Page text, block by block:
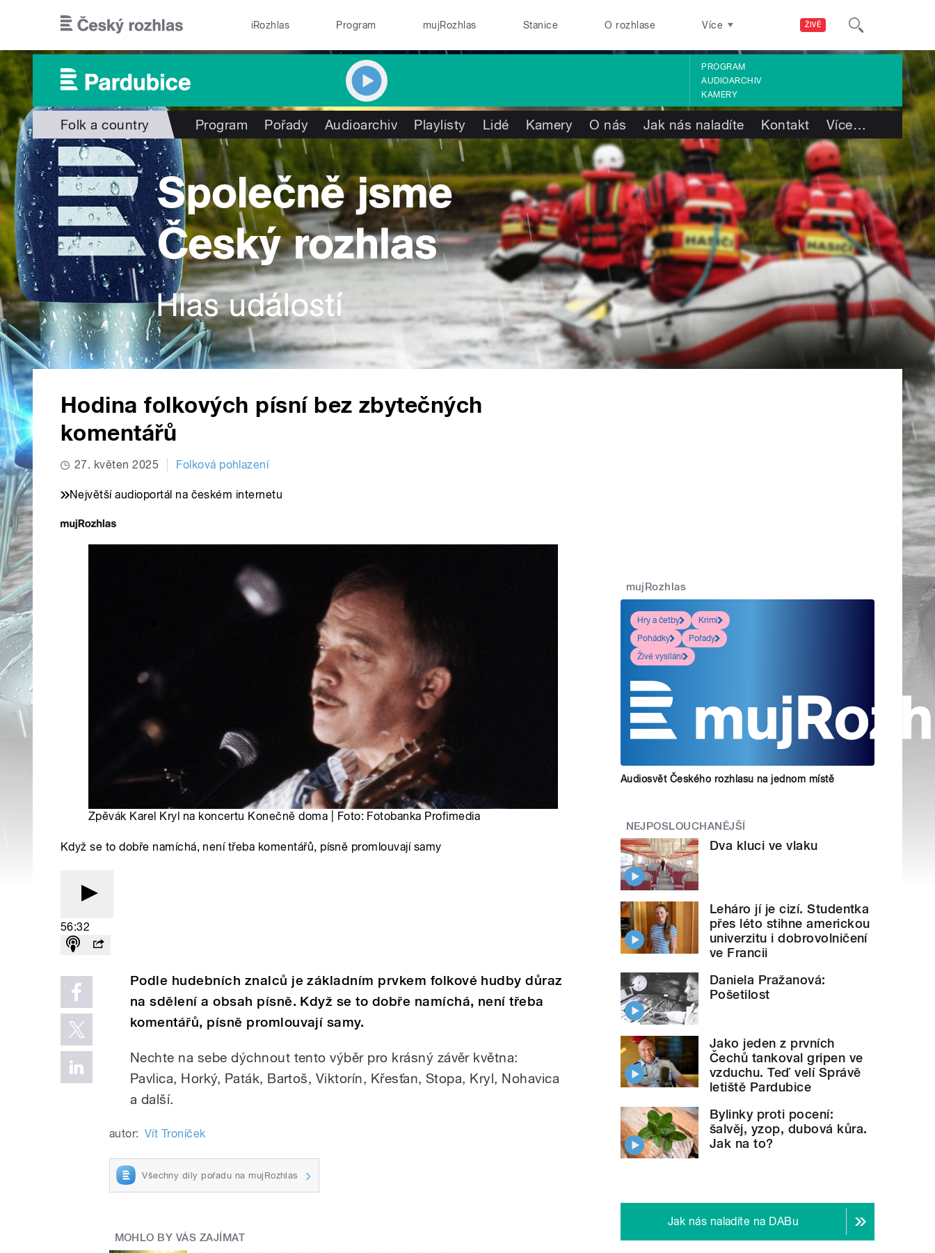
ŽIVĚ
iRozhlas Program mujRozhlas Stanice O rozhlase Více
PROGRAM
AUDIOARCHIV
KAMERY
Folk a country Program Pořady Audioarchiv Playlisty Lidé Kamery O nás Jak nás naladíte Kontakt Více…
Hodina folkových písní bez zbytečných
komentářů
27. květen 2025 Folková pohlazení
Největší audioportál na českém internetu
Zpěvák Karel Kryl na koncertu Konečně doma | Foto: Fotobanka Profimedia
Když se to dobře namíchá, není třeba komentářů, písně promlouvají samy
56:32
Podle hudebních znalců je základním prvkem folkové hudby důraz
na sdělení a obsah písně. Když se to dobře namíchá, není třeba
komentářů, písně promlouvají samy.
Nechte na sebe dýchnout tento výběr pro krásný závěr května:
Pavlica, Horký, Paták, Bartoš, Viktorín, Křesťan, Stopa, Kryl, Nohavica
a další.
autor: Vít Troníček
Všechny díly pořadu na mujRozhlas
MOHLO BY VÁS ZAJÍMAT
mujRozhlas
Hry a četby
Krimi
Pohádky
Pořady
Živé vysílání
Audiosvět Českého rozhlasu na jednom místě
NEJPOSLOUCHANĚJŠÍ
Dva kluci ve vlaku
Leháro jí je cizí. Studentka
přes léto stihne americkou
univerzitu i dobrovolničení
ve Francii
Daniela Pražanová:
Pošetilost
Jako jeden z prvních
Čechů tankoval gripen ve
vzduchu. Teď velí Správě
letiště Pardubice
Bylinky proti pocení:
šalvěj, yzop, dubová kůra.
Jak na to?
Jak nás naladíte na DABu